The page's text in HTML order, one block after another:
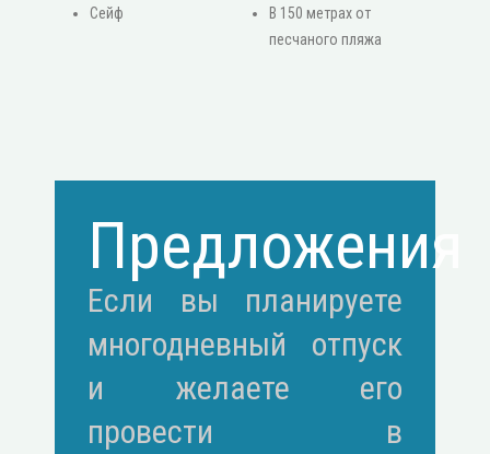
Сейф
В 150 метрах от
песчаного пляжа
Предложения
Если вы планируете
многодневный отпуск
и желаете его
провести в